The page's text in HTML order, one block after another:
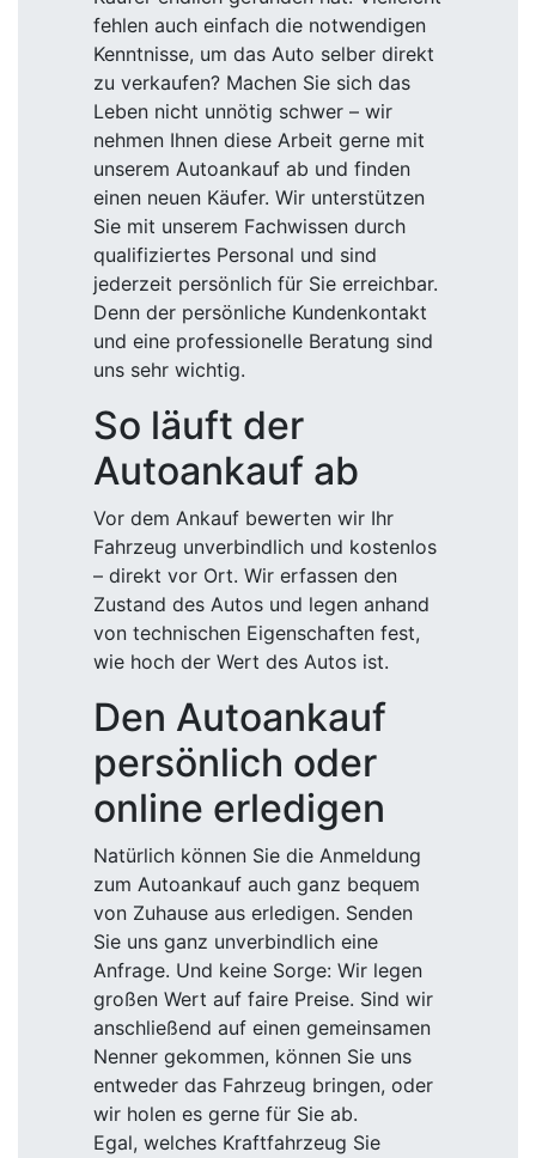
fehlen auch einfach die notwendigen
Kenntnisse, um das Auto selber direkt
zu verkaufen? Machen Sie sich das
Leben nicht unnötig schwer – wir
nehmen Ihnen diese Arbeit gerne mit
unserem Autoankauf ab und finden
einen neuen Käufer. Wir unterstützen
Sie mit unserem Fachwissen durch
qualifiziertes Personal und sind
jederzeit persönlich für Sie erreichbar.
Denn der persönliche Kundenkontakt
und eine professionelle Beratung sind
uns sehr wichtig.
So läuft der
Autoankauf ab
Vor dem Ankauf bewerten wir Ihr
Fahrzeug unverbindlich und kostenlos
– direkt vor Ort. Wir erfassen den
Zustand des Autos und legen anhand
von technischen Eigenschaften fest,
wie hoch der Wert des Autos ist.
Den Autoankauf
persönlich oder
online erledigen
Natürlich können Sie die Anmeldung
zum Autoankauf auch ganz bequem
von Zuhause aus erledigen. Senden
Sie uns ganz unverbindlich eine
Anfrage. Und keine Sorge: Wir legen
großen Wert auf faire Preise. Sind wir
anschließend auf einen gemeinsamen
Nenner gekommen, können Sie uns
entweder das Fahrzeug bringen, oder
wir holen es gerne für Sie ab.
Egal, welches Kraftfahrzeug Sie